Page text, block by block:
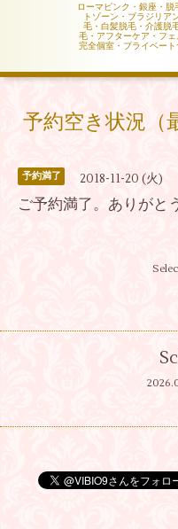
ローマピンク・銀座・
トゾーン・ブラジリア
毛・白髪脱毛・介護脱
毛・アフターケア・フ
完全個室・プライベー
予約空き状況（
予約満了 2018-11-20 (火)
ご予約満了。ありがと